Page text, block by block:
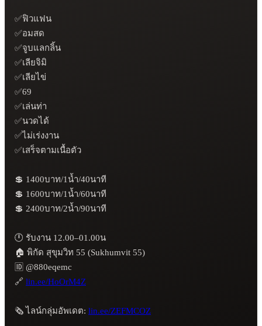
✅ฟิวแฟน
✅อมสด
✅จูบแลกลิ้น
✅เลียจิมิ
✅เลียไข่
✅69
✅เล่นท่า
✅นวดได้
✅ไม่เร่งงาน
✅เสร็จตามเนื้อตัว
💲 1400บาท/1น้ำ/40นาที
💲 1600บาท/1น้ำ/60นาที
💲 2400บาท/2น้ำ/90นาที
🕛 รับงาน 12.00–01.00น
🏠 พิกัด สุขุมวิท 55 (Sukhumvit 55)
🆔 @880eqemc
🔗 lin.ee/HoOrM4Z
🗞️ ไลน์กลุ่มอัพเดต: lin.ee/ZEFMCOZ